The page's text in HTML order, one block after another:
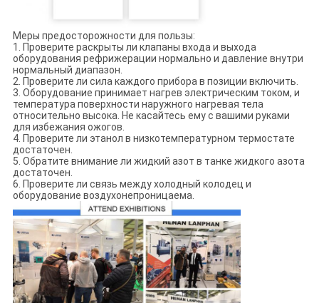
Меры предосторожности для пользы:
1. Проверите раскрыты ли клапаны входа и выхода
оборудования рефрижерации нормально и давление внутри
нормальный диапазон.
2. Проверите ли сила каждого прибора в позиции включить.
3. Оборудование принимает нагрев электрическим током, и
температура поверхности наружного нагревая тела
относительно высока. Не касайтесь ему с вашими руками
для избежания ожогов.
4. Проверите ли этанол в низкотемпературном термостате
достаточен.
5. Обратите внимание ли жидкий азот в танке жидкого азота
достаточен.
6. Проверите ли связь между холодный колодец и
оборудование воздухонепроницаема.